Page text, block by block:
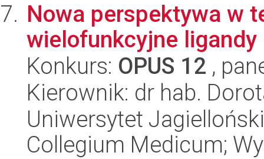
Nowa perspektywa w
wielofunkcyjne
Konkurs: OPUS 12 ,
Kierownik: dr hab.
Uniwersytet
Collegium Medicum;